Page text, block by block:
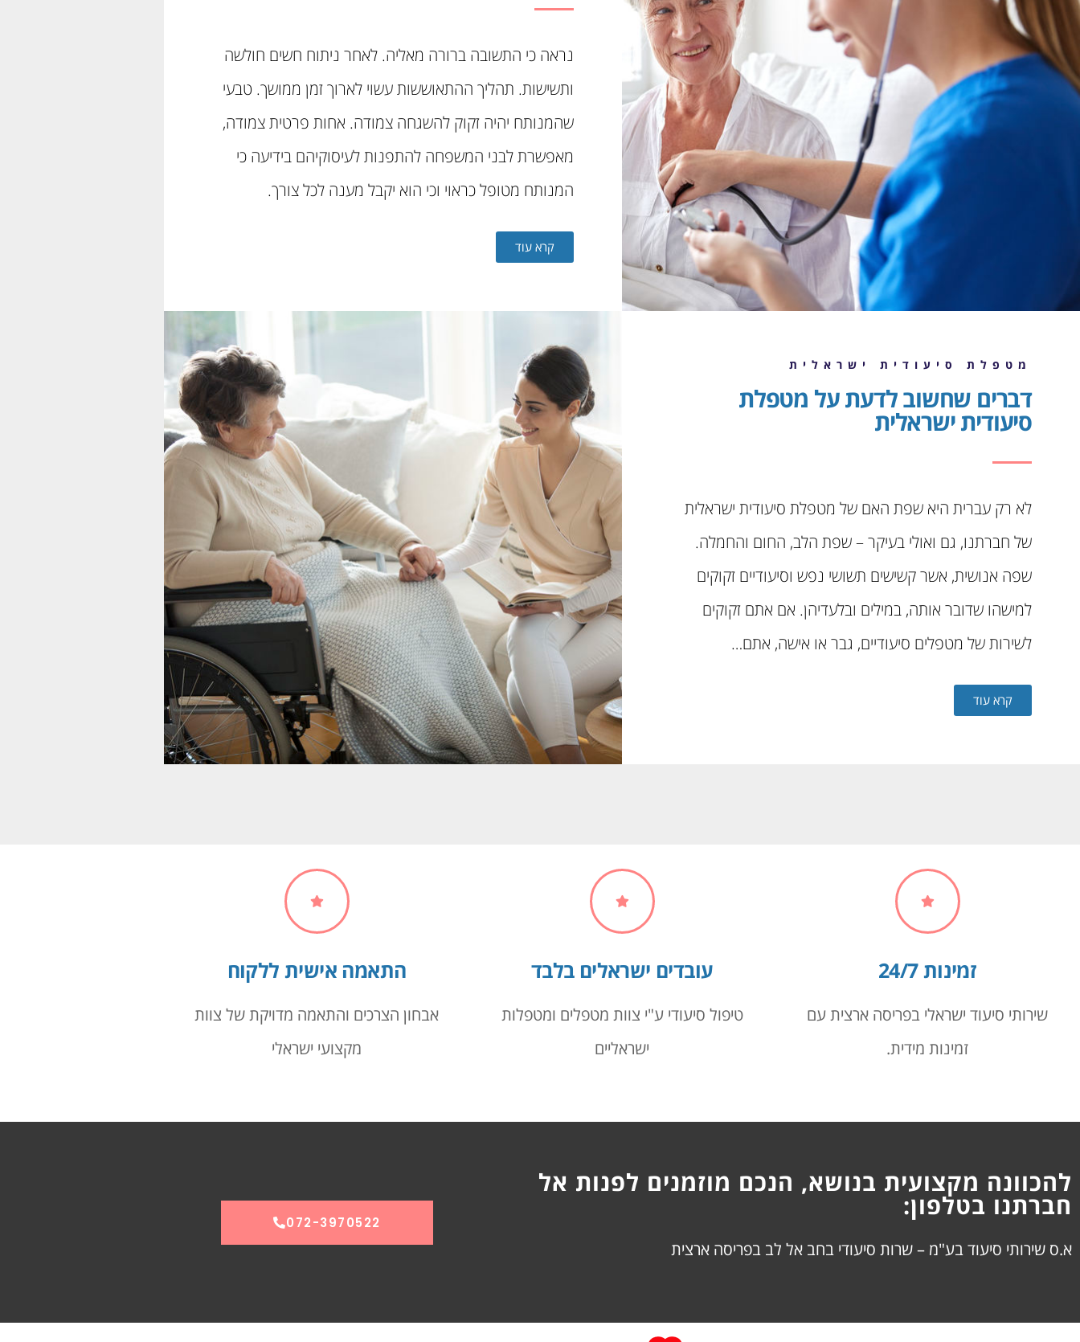
נראה כי התשובה ברורה מאליה. לאחר ניתוח חשים חולשה
ותשישות. תהליך ההתאוששות עשוי לארוך זמן ממושך. טבעי
שהמנותח יהיה זקוק להשגחה צמודה. אחות פרטית צמודה,
מאפשרת לבני המשפחה להתפנות לעיסוקיהם בידיעה כי
המנותח מטופל כראוי וכי הוא יקבל מענה לכל צורך.
קרא עוד
מטפלת סיעודית ישראלית
דברים שחשוב לדעת על מטפלת
סיעודית ישראלית
לא רק עברית היא שפת האם של מטפלת סיעודית ישראלית
של חברתנו, גם ואולי בעיקר – שפת הלב, החום והחמלה.
שפה אנושית, אשר קשישים תשושי נפש וסיעודיים זקוקים
למישהו שדובר אותה, במילים ובלעדיהן. אם אתם זקוקים
לשירות של מטפלים סיעודיים, גבר או אישה, אתם…
קרא עוד
זמינות 24/7
שירותי סיעוד ישראלי בפריסה ארצית עם
זמינות מידית.
עובדים ישראלים בלבד
טיפול סיעודי ע"י צוות מטפלים ומטפלות
ישראליים
התאמה אישית ללקוח
אבחון הצרכים והתאמה מדויקת של צוות
מקצועי ישראלי
להכוונה מקצועית בנושא, הנכם מוזמנים לפנות אל
חברתנו בטלפון:
א.ס שירותי סיעוד בע"מ – שרות סיעודי בחב אל לב בפריסה ארצית
072-3970522